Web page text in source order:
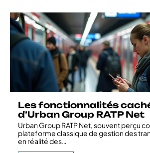
Les fonctionnalités
d’Urban Group RATP Net
Urban Group RATP Net, souvent perçu
plateforme classique de gestion des
en réalité des…